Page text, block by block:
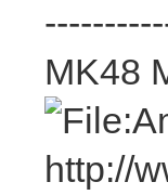
MK48
http://